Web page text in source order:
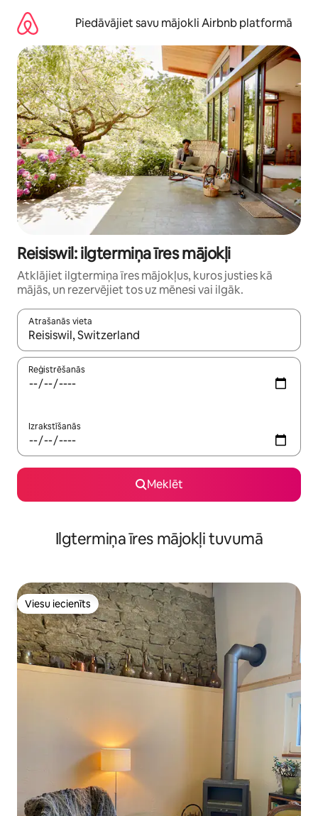
saturu
Piedāvājiet savu mājokli Airbnb platformā
Reisiswil: ilgtermiņa īres mājokļi
Atklājiet ilgtermiņa īres mājokļus, kuros justies kā
mājās, un rezervējiet tos uz mēnesi vai ilgāk.
Atrašanās vieta
Kad rezultāti kļūs pieejami, izmantojiet bultiņu uz augšu un
Reģistrēšanās
Izrakstīšanās
Meklēt
Ilgtermiņa īres mājokļi tuvumā
Viesu iecienīts
Viesu iecienīts